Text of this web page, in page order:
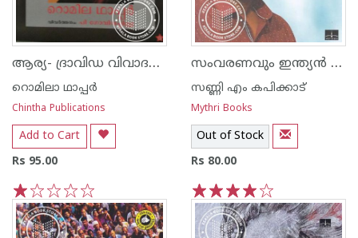
ആര്യ- ദ്രാവിഡ വിവാദവും മതനിരപേക്ഷതയും
റൊമിലാ ഥാപ്പര്‍
Chintha Publications
Add to Cart
Rs 95.00
5
4
3
2
1
സംവരണവും ഇന്ത്യന്‍ ഭരണഘടനയും
സണ്ണി എം കപിക്കാട്
Mythri Books
Out of Stock
Rs 80.00
5
4
3
2
1